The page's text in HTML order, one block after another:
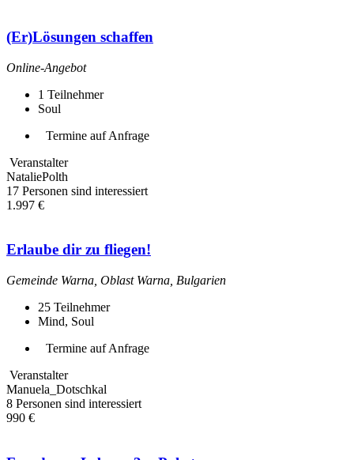
(Er)Lösungen schaffen
Online-Angebot
1 Teilnehmer
Soul
Termine auf Anfrage
Veranstalter
NataliePolth
17 Personen sind interessiert
1.997 €
Erlaube dir zu fliegen!
Gemeinde Warna, Oblast Warna, Bulgarien
25 Teilnehmer
Mind, Soul
Termine auf Anfrage
Veranstalter
Manuela_Dotschkal
8 Personen sind interessiert
990 €